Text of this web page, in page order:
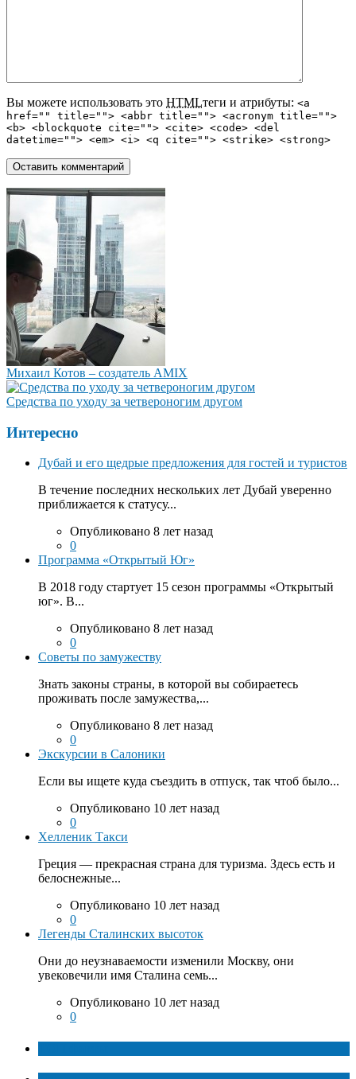
Вы можете использовать это HTMLтеги и атрибуты: <a
href="" title=""> <abbr title=""> <acronym title="">
<b> <blockquote cite=""> <cite> <code> <del
datetime=""> <em> <i> <q cite=""> <strike> <strong>
Михаил Котов – создатель AMIX
Средства по уходу за четвероногим другом
Интересно
Дубай и его щедрые предложения для гостей и туристов
В течение последних нескольких лет Дубай уверенно
приближается к статусу...
Опубликовано 8 лет назад
0
Программа «Открытый Юг»
В 2018 году стартует 15 сезон программы «Открытый
юг». В...
Опубликовано 8 лет назад
0
Советы по замужеству
Знать законы страны, в которой вы собираетесь
проживать после замужества,...
Опубликовано 8 лет назад
0
Экскурсии в Салоники
Если вы ищете куда съездить в отпуск, так чтоб было...
Опубликовано 10 лет назад
0
Хелленик Такси
Греция — прекрасная страна для туризма. Здесь есть и
белоснежные...
Опубликовано 10 лет назад
0
Легенды Сталинских высоток
Они до неузнаваемости изменили Москву, они
увековечили имя Сталина семь...
Опубликовано 10 лет назад
0